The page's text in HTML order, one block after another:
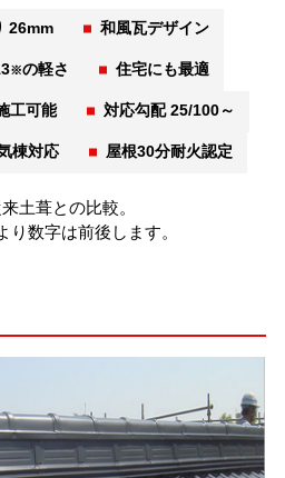
26mm 和風瓦デザイン
※の軽さ 住宅にも最適
工可能 対応勾配 25/100～
棟対応 屋根30分耐火認定
土葺との比較。
り数字は前後します。